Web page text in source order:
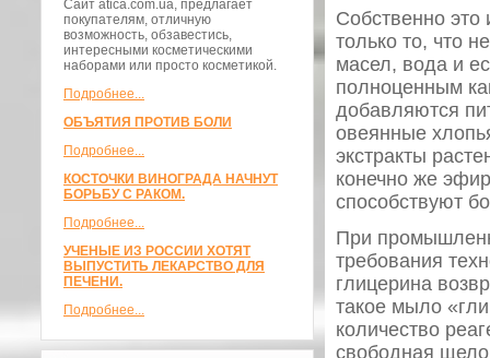
Сайт atica.com.ua, предлагает
покупателям, отличную
возможность, обзавестись,
интересными косметическими
наборами или просто косметикой.
Подробнее...
ОБЪЯТИЯ ПРОТИВ БОЛИ
Подробнее...
КОСТОЧКИ ВИНОГРАДА НАЧНУТ
БОРЬБУ С РАКОМ.
Подробнее...
УЧЕНЫЕ ИЗ РОССИИ ХОТЯТ
ВЫПУСТИТЬ ЛЕКАРСТВО ДЛЯ
ПЕЧЕНИ.
Подробнее...
Собственно
только то, что
масел, вода и
полноценным
добавляются
овеянные
экстракты
конечно же
способствуют
При
требования
глицерина
такое мыло
количество
свободная